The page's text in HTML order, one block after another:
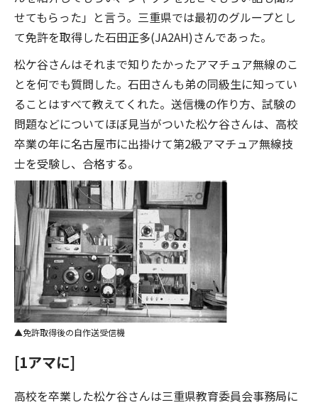
せてもらった」と言う。三重県では最初のグループとし
て免許を取得した石田正多(JA2AH)さんであった。
松ケ谷さんはそれまで知りたかったアマチュア無線のこ
とを何でも質問した。石田さんも弟の同級生に知ってい
ることはすべて教えてくれた。送信機の作り方、試験の
問題などについてほぼ見当がついた松ケ谷さんは、高校
卒業の年に名古屋市に出掛けて第2級アマチュア無線技
士を受験し、合格する。
免許取得後の自作送受信機
[1アマに]
高校を卒業した松ケ谷さんは三重県教育委員会事務局に